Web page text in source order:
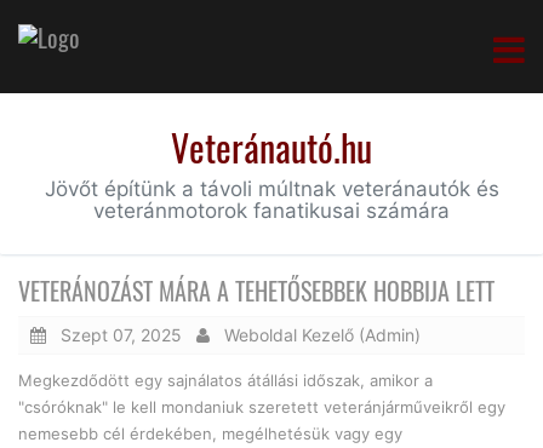
Veteránautó.hu
Jövőt építünk a távoli múltnak veteránautók és
veteránmotorok fanatikusai számára
VETERÁNOZÁST MÁRA A TEHETŐSEBBEK HOBBIJA LETT
Szept 07, 2025 Weboldal Kezelő (Admin)
Megkezdődött egy sajnálatos átállási időszak, amikor a
"csóróknak" le kell mondaniuk szeretett veteránjárműveikről egy
nemesebb cél érdekében, megélhetésük vagy egy